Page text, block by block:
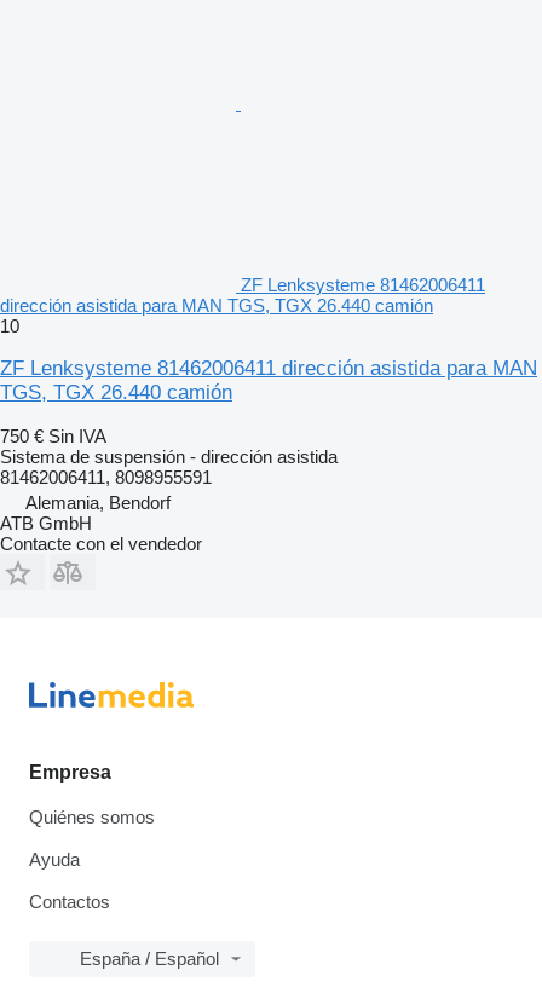
ZF Lenksysteme 81462006411
dirección asistida para MAN TGS, TGX 26.440 camión
10
ZF Lenksysteme 81462006411 dirección asistida para MAN
TGS, TGX 26.440 camión
750 € Sin IVA
Sistema de suspensión - dirección asistida
81462006411, 8098955591
Alemania, Bendorf
ATB GmbH
Contacte con el vendedor
Empresa
Quiénes somos
Ayuda
Contactos
España / Español